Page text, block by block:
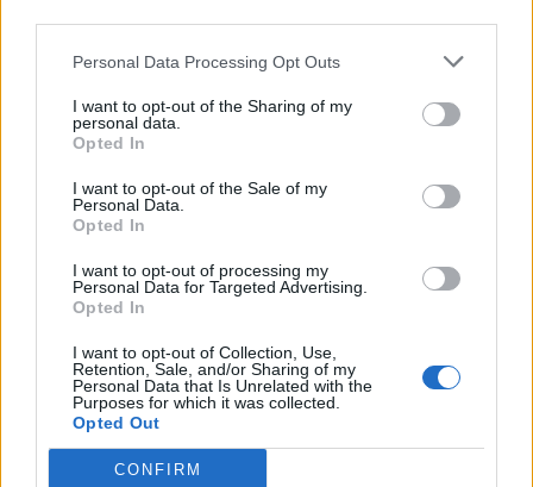
Personal Data Processing Opt Outs
I want to opt-out of the Sharing of my
personal data.
Opted In
I want to opt-out of the Sale of my
Personal Data.
Opted In
I want to opt-out of processing my
Personal Data for Targeted Advertising.
Opted In
I want to opt-out of Collection, Use,
Retention, Sale, and/or Sharing of my
Personal Data that Is Unrelated with the
Purposes for which it was collected.
Opted Out
CONFIRM